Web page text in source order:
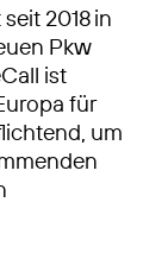
2018 in
Pkw
ist
für
um